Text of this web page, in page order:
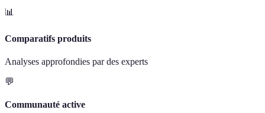
📊
Comparatifs produits
Analyses approfondies par des experts
💬
Communauté active